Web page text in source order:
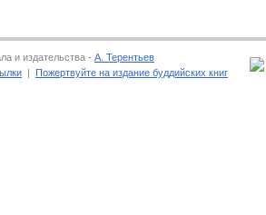
и издательства - А. Терентьев
| Пожертвуйте на издание буддийских книг